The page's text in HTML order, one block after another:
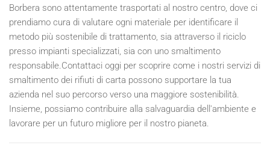
Borbera sono attentamente trasportati al nostro centro, dove ci
prendiamo cura di valutare ogni materiale per identificare il
metodo più sostenibile di trattamento, sia attraverso il riciclo
presso impianti specializzati, sia con uno smaltimento
responsabile.Contattaci oggi per scoprire come i nostri servizi di
smaltimento dei rifiuti di carta possono supportare la tua
azienda nel suo percorso verso una maggiore sostenibilità.
Insieme, possiamo contribuire alla salvaguardia dell'ambiente e
lavorare per un futuro migliore per il nostro pianeta.